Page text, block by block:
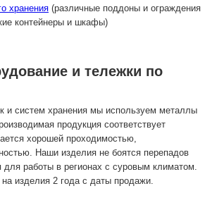
хранения (различные поддоны и ограждения
контейнеры и шкафы)
и тележки по
и систем хранения мы используем металлы
продукция соответствует
хорошей проходимостью,
Наши изделия не боятся перепадов
для работы в регионах с суровым климатом.
изделия 2 года с даты продажи.